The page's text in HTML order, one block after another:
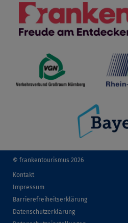
© frankentourismus 2026
Kontakt
Impressum
Barrierefreiheitserklärung
Datenschutzerklärung